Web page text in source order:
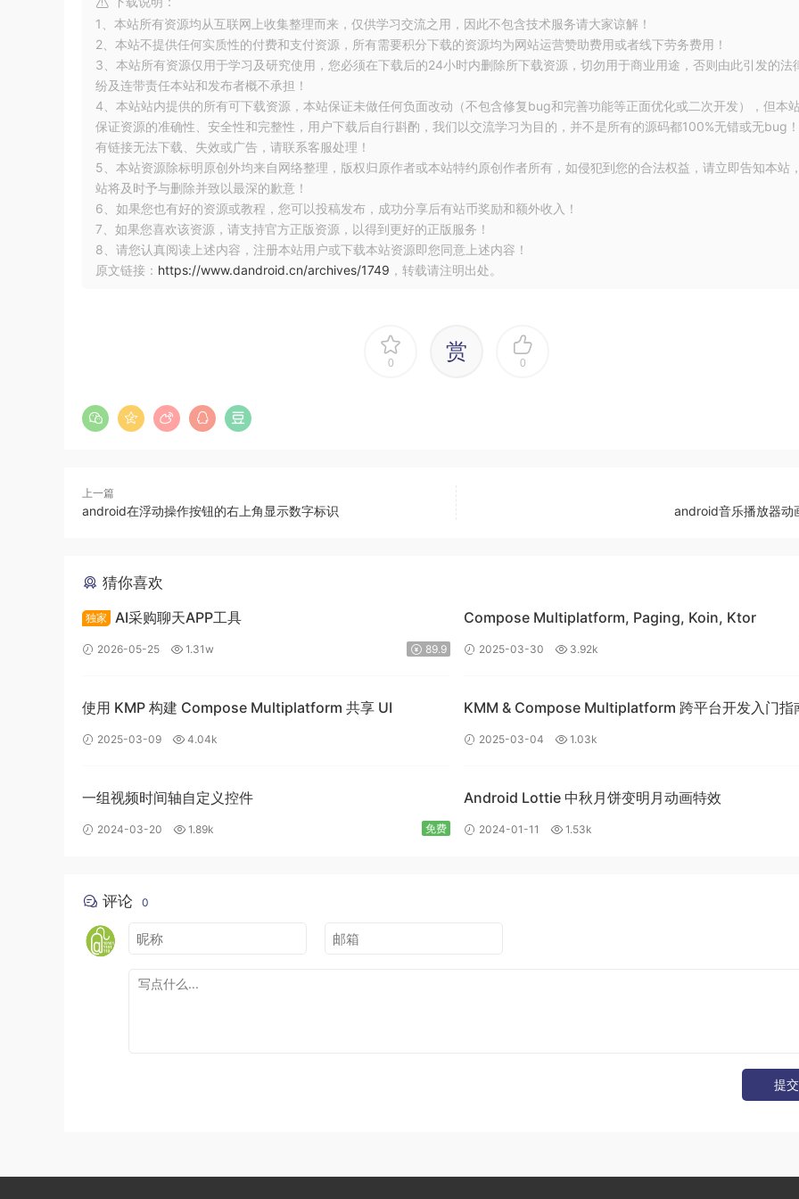
1、本站所有资源均从互联网上收集整理而来，仅供学习交流之用，因此不包含技术服务请大家谅解！
2、本站不提供任何实质性的付费和支付资源，所有需要积分下载的资源均为网站运营赞助费用或者线下劳务费用！
3、本站所有资源仅用于学习及研究使用，您必须在下载后的24小时内删除所下载资源，切勿用于商业用途，否则由此引发的法
纷及连带责任本站和发布者概不承担！
4、本站站内提供的所有可下载资源，本站保证未做任何负面改动（不包含修复bug和完善功能等正面优化或二次开发），但本
保证资源的准确性、安全性和完整性，用户下载后自行斟酌，我们以交流学习为目的，并不是所有的源码都100%无错或无bug
有链接无法下载、失效或广告，请联系客服处理！
5、本站资源除标明原创外均来自网络整理，版权归原作者或本站特约原创作者所有，如侵犯到您的合法权益，请立即告知本站
站将及时予与删除并致以最深的歉意！
6、如果您也有好的资源或教程，您可以投稿发布，成功分享后有站币奖励和额外收入！
7、如果您喜欢该资源，请支持官方正版资源，以得到更好的正版服务！
8、请您认真阅读上述内容，注册本站用户或下载本站资源即您同意上述内容！
原文链接： https://www.dandroid.cn/archives/1749 ，转载请注明出处。
0 赏 0
上一篇
android在浮动操作按钮的右上角显示数字标识 android音乐播放器动
猜你喜欢
独家 AI采购聊天APP工具
2026-05-25 1.31w 89.9
Compose Multiplatform, Paging, Koin, Ktor
2025-03-30 3.92k
使用 KMP 构建 Compose Multiplatform 共享 UI
2025-03-09 4.04k
KMM & Compose Multiplatform 跨平台开发入门指
构建高效的移动应用
2025-03-04 1.03k
一组视频时间轴自定义控件
2024-03-20 1.89k 免费
Android Lottie 中秋月饼变明月动画特效
2024-01-11 1.53k
评论 0
提交